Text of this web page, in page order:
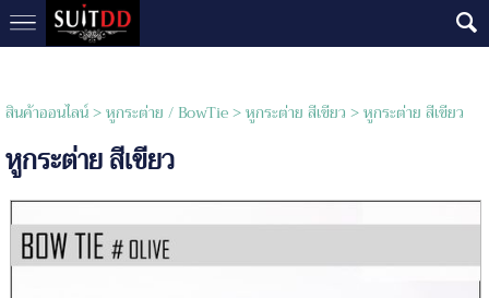
สินค้าออนไลน์>หูกระต่าย / BowTie>หูกระต่าย สีเขียว > หูกระต่าย สีเขียว
หูกระต่าย สีเขียว